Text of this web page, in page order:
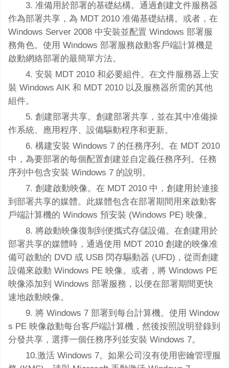
3. 准備用於部署的基礎結構。通過創建文件服務器
作為部署共享，為 MDT 2010 准備基礎結構。或者，在
Windows Server 2008 中安裝並配置 Windows 部署服
務角色。使用 Windows 部署服務啟動客戶端計算機是
啟動網絡部署的最簡單方法。
4. 安裝 MDT 2010 和必要組件。在文件服務器上安
裝 Windows AIK 和 MDT 2010 以及服務器所需的其他
組件。
5. 創建部署共享。創建部署共享，並在其中准備操
作系統、應用程序、設備驅動程序和更新。
6. 構建安裝 Windows 7 的任務序列。在 MDT 2010
中，為要部署的每個配置創建並自定義任務序列。任務
序列中包含安裝 Windows 7 的說明。
7. 創建啟動映像。在 MDT 2010 中，創建用於連接
到部署共享的媒體。此媒體包含在部署期間用來啟動客
戶端計算機的 Windows 預安裝 (Windows PE) 映像。
8. 將啟動映像復制到便攜式存儲設備。在創建用於
部署共享的媒體時，通過使用 MDT 2010 創建的映像准
備可啟動的 DVD 或 USB 閃存驅動器 (UFD)，從而創建
設備來啟動 Windows PE 映像。或者，將 Windows PE
映像添加到 Windows 部署服務，以便在部署期間更快
速地啟動映像。
9. 將 Windows 7 部署到每台計算機。使用 Window
s PE 映像啟動每台客戶端計算機，然後按照說明登錄到
分發共享，選擇一個任務序列並安裝 Windows 7。
10.激活 Windows 7。如果公司沒有使用密鑰管理服